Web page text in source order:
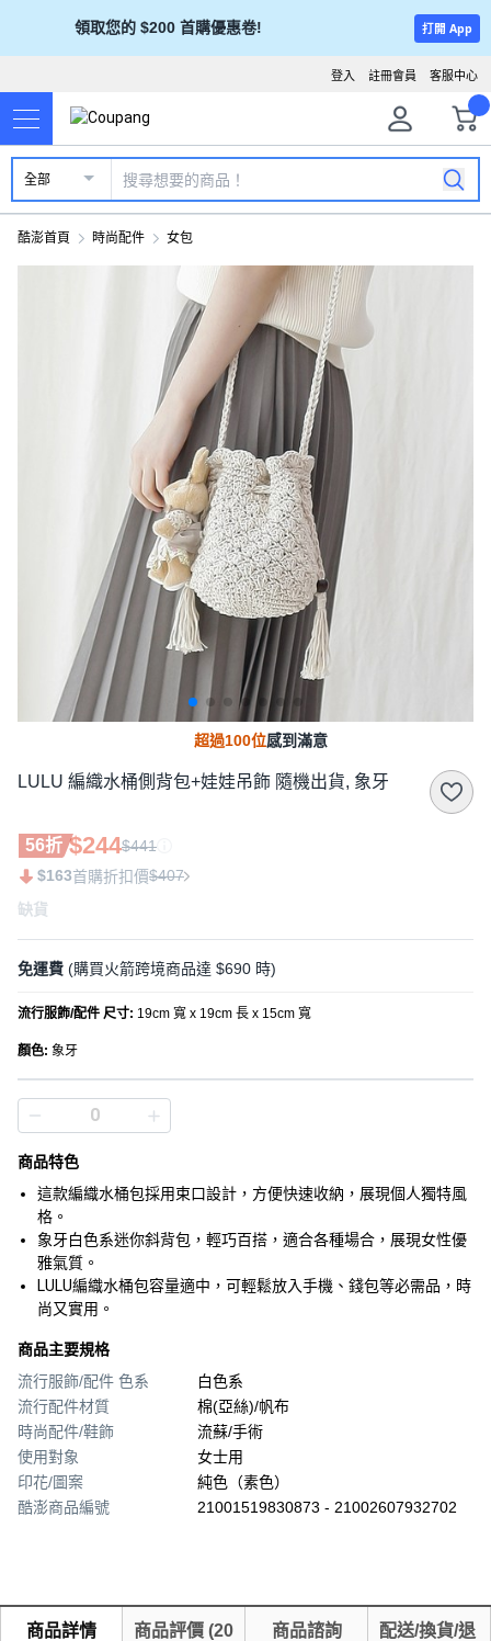
領取您的 $200 首購優惠卷! 打開 App
客服中心
註冊會員
登入
全部
酷澎首頁 時尚配件 女包
超過100位感到滿意
LULU 編織水桶側背包+娃娃吊飾 隨機出貨, 象牙
56折 $244$441
$163首購折扣價$407
缺貨
免運費 (購買火箭跨境商品達 $690 時)
流行服飾/配件 尺寸: 19cm 寬 x 19cm 長 x 15cm 寬
顏色: 象牙
商品特色
這款編織水桶包採用束口設計，方便快速收納，展現個人獨特風
格。
象牙白色系迷你斜背包，輕巧百搭，適合各種場合，展現女性優
雅氣質。
LULU編織水桶包容量適中，可輕鬆放入手機、錢包等必需品，時
尚又實用。
商品主要規格
流行服飾/配件 色系
白色系
流行配件材質
棉(亞絲)/帆布
時尚配件/鞋飾
流蘇/手術
使用對象
女士用
印花/圖案
純色（素色）
酷澎商品編號
21001519830873 - 21002607932702
商品詳情 商品評價 (20
商品諮詢
配送/換貨/退